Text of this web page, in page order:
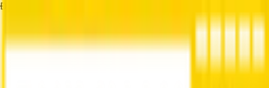
Đang tải...